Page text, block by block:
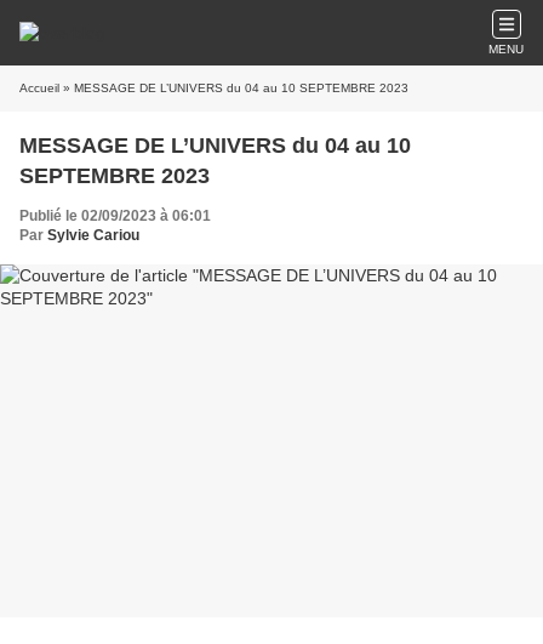
MENU
Accueil » MESSAGE DE L’UNIVERS du 04 au 10 SEPTEMBRE 2023
MESSAGE DE L’UNIVERS du 04 au 10
SEPTEMBRE 2023
Publié le 02/09/2023 à 06:01
Par Sylvie Cariou